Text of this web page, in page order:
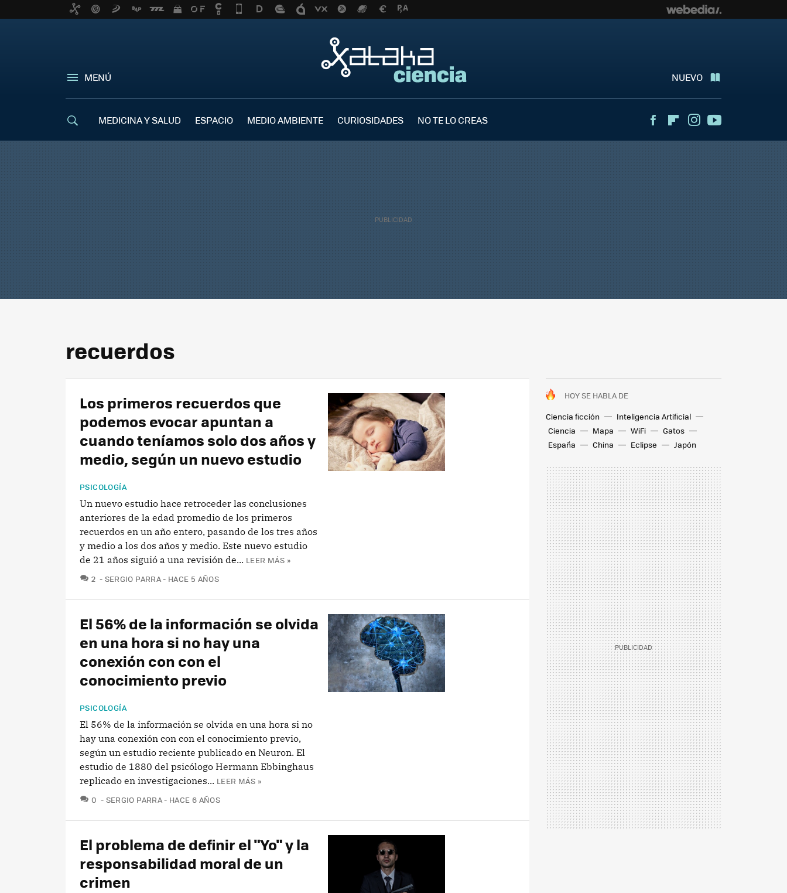
MENÚ NUEVO
MEDICINA Y SALUD ESPACIO MEDIO AMBIENTE CURIOSIDADES NO TE LO CREAS FacebookFlipboardInstagram
recuerdos
HOY SE HABLA DE
Ciencia ficción
Inteligencia Artificial
Ciencia
Mapa WiFi
Gatos
España
China Eclipse Japón
Los primeros recuerdos que
podemos evocar apuntan a
cuando teníamos solo dos años y
medio, según un nuevo estudio
PSICOLOGÍA
Un nuevo estudio hace retroceder las conclusiones
anteriores de la edad promedio de los primeros
recuerdos en un año entero, pasando de los tres años
y medio a los dos años y medio. Este nuevo estudio
de 21 años siguió a una revisión de... LEER MÁS »
2 COMENTARIOS
SERGIO PARRA HACE 5 AÑOS
El 56% de la información se olvida
en una hora si no hay una
conexión con con el
conocimiento previo
PSICOLOGÍA
El 56% de la información se olvida en una hora si no
hay una conexión con con el conocimiento previo,
según un estudio reciente publicado en Neuron. El
estudio de 1880 del psicólogo Hermann Ebbinghaus
replicado en investigaciones... LEER MÁS »
0 COMENTARIOS
SERGIO PARRA HACE 6 AÑOS
El problema de definir el "Yo" y la
responsabilidad moral de un
crimen